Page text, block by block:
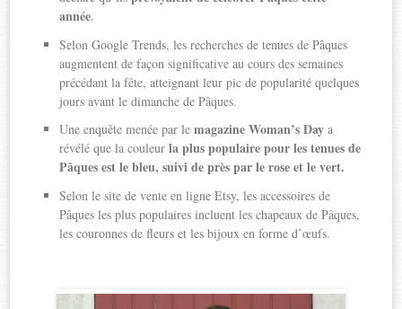
année.
Selon Google Trends, les recherches de tenues de Pâques
augmentent de façon significative au cours des semaines
précédant la fête, atteignant leur pic de popularité quelques
jours avant le dimanche de Pâques.
Une enquête menée par lemagazine Woman’s Day a
révélé que la couleurla plus populaire pour les tenues de
Pâques est le bleu, suivi de près par le rose et le vert.
Selon le site de vente en ligne Etsy, les accessoires de
Pâques les plus populaires incluent les chapeaux de Pâques,
les couronnes de fleurs et les bijoux en forme d’œufs.